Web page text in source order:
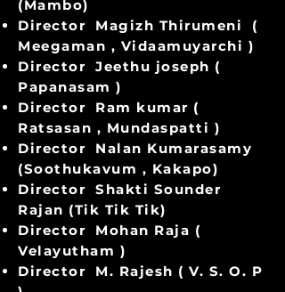
(Mambo)
Director Magizh Thirumeni (
Meegaman , Vidaamuyarchi )
Director Jeethu joseph (
Papanasam )
Director Ram kumar (
Ratsasan , Mundaspatti )
Director Nalan Kumarasamy
(Soothukavum , Kakapo)
Director Shakti Sounder
Rajan (Tik Tik Tik)
Director Mohan Raja (
Velayutham )
Director M. Rajesh ( V. S. O. P